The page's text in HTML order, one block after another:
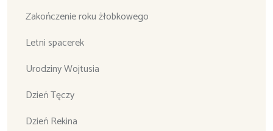
Zakończenie roku żłobkowego
Letni spacerek
Urodziny Wojtusia
Dzień Tęczy
Dzień Rekina